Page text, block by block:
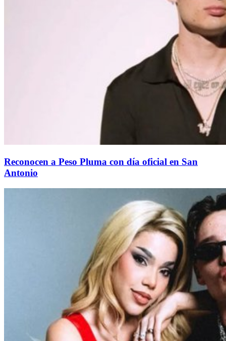
Reconocen a Peso Pluma con día oficial en San
Antonio